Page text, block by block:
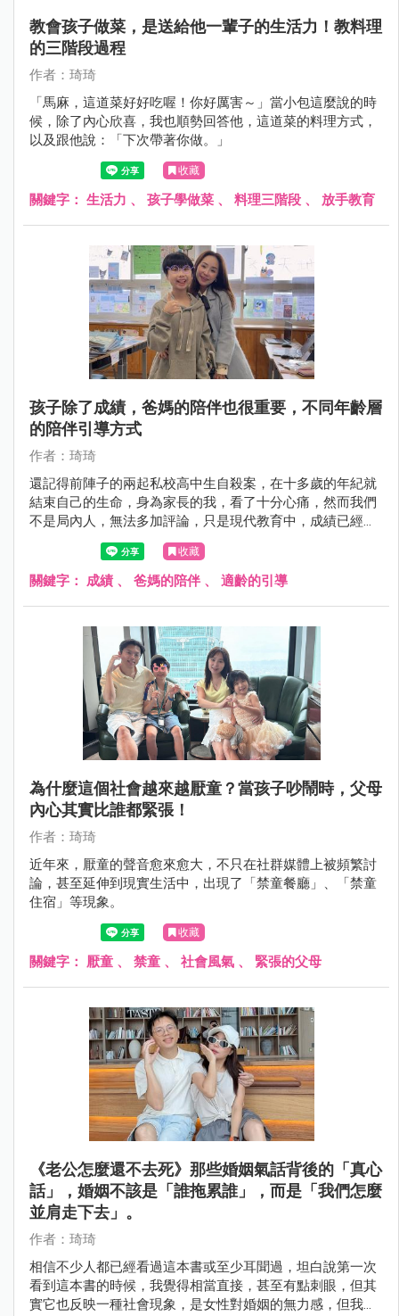
教會孩子做菜，是送給他一輩子的生活力！教料理
的三階段過程
作者：琦琦
「馬麻，這道菜好好吃喔！你好厲害～」當小包這麼說的時
候，除了內心欣喜，我也順勢回答他，這道菜的料理方式，
以及跟他說：「下次帶著你做。」
收藏
關鍵字： 生活力 、 孩子學做菜 、 料理三階段 、 放手教育
孩子除了成績，爸媽的陪伴也很重要，不同年齡層
的陪伴引導方式
作者：琦琦
還記得前陣子的兩起私校高中生自殺案，在十多歲的年紀就
結束自己的生命，身為家長的我，看了十分心痛，然而我們
不是局內人，無法多加評論，只是現代教育中，成績已經不
再是唯一衡量成功人生的標準，隨著教育模式多元化，加上
孩子個性與能力差異，如何陪伴孩子學習、拿捏關心的尺度
也成為每位家長的重要課題。
收藏
關鍵字： 成績 、 爸媽的陪伴 、 適齡的引導
為什麼這個社會越來越厭童？當孩子吵鬧時，父母
內心其實比誰都緊張！
作者：琦琦
近年來，厭童的聲音愈來愈大，不只在社群媒體上被頻繁討
論，甚至延伸到現實生活中，出現了「禁童餐廳」、「禁童
住宿」等現象。
收藏
關鍵字： 厭童 、 禁童 、 社會風氣 、 緊張的父母
《老公怎麼還不去死》那些婚姻氣話背後的「真心
話」，婚姻不該是「誰拖累誰」，而是「我們怎麼
並肩走下去」。
作者：琦琦
相信不少人都已經看過這本書或至少耳聞過，坦白說第一次
看到這本書的時候，我覺得相當直接，甚至有點刺眼，但其
實它也反映一種社會現象，是女性對婚姻的無力感，但我同